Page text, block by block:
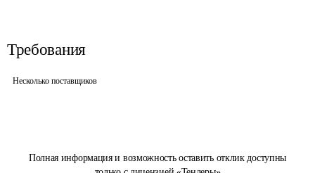
Полная информация и возможность оставить отклик доступны
Требования
Несколько поставщиков